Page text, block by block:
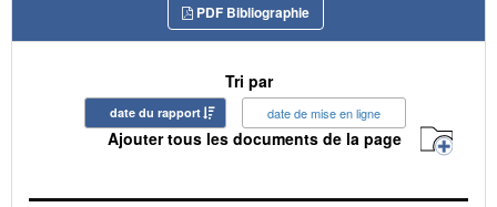
PDF Bibliographie
Tri par
date du rapport date de mise en ligne
Ajouter tous les documents de la page